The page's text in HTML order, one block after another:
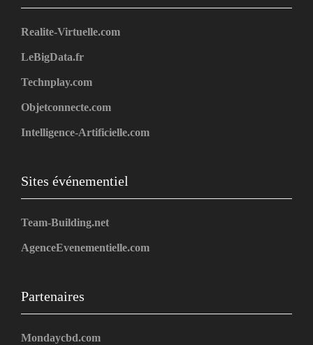
Realite-Virtuelle.com
LeBigData.fr
Technplay.com
Objetconnecte.com
Intelligence-Artificielle.com
Sites événementiel
Team-Building.net
AgenceEvenementielle.com
Partenaires
Mondaycbd.com